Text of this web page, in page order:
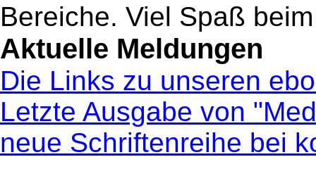
Bereiche. Viel Spaß
Aktuelle Meldungen
Die Links zu unseren
Letzte Ausgabe von
neue Schriftenreihe bei